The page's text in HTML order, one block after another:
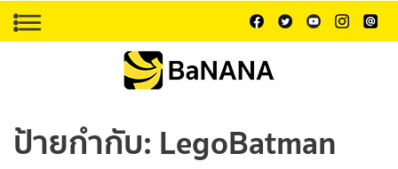
ป้ายกำกับ: LegoBatman